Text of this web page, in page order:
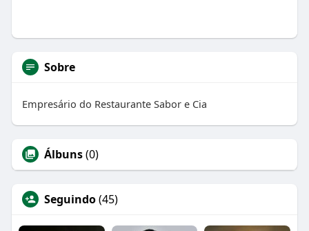
Sobre
Empresário do Restaurante Sabor e Cia
Álbuns(0)
Seguindo(45)